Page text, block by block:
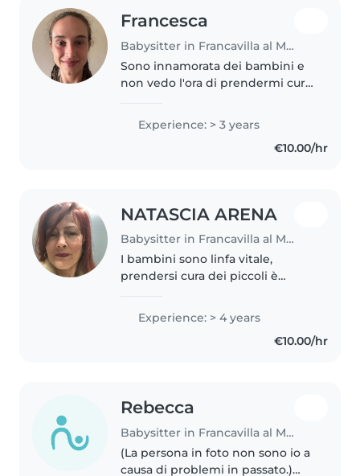
Francesca
Babysitter in Francavilla al Mare
Sono innamorata dei bambini e
non vedo l'ora di prendermi cura
bimbi più grandicelli! Ho svolto
Experience: > 3 years
€10.00/hr
NATASCIA ARENA
Babysitter in Francavilla al Mare
I bambini sono linfa vitale,
prendersi cura dei piccoli è
sente sicura, a suo agio e
protetta con me. Più i bambini
sono piccoli, più li amo. Ho..
Experience: > 4 years
€10.00/hr
Rebecca
Babysitter in Francavilla al Mare
(La persona in foto non sono io a
causa di problemi in passato.)